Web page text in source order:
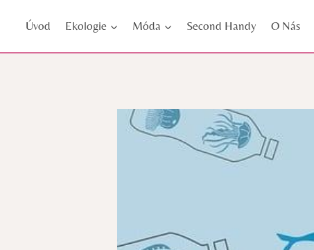
Úvod Ekologie Móda Second Handy O Nás